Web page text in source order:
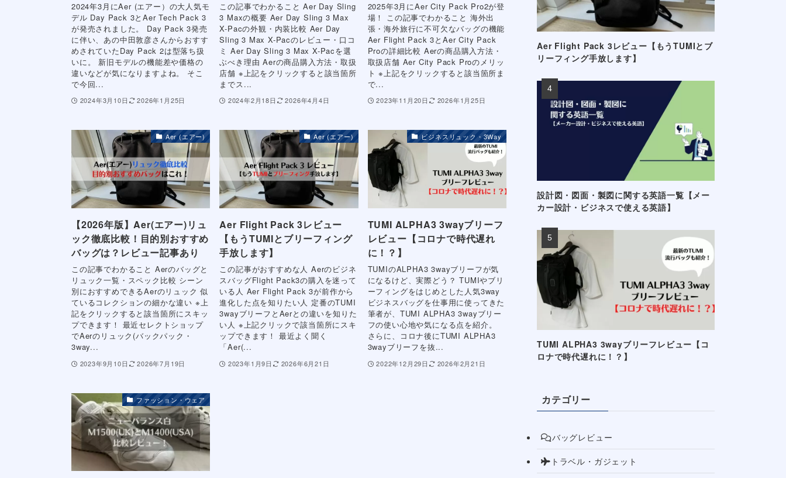
2024年3月にAer (エアー）の大人気モ
デル Day Pack 3とAer Tech Pack 3
が発売されました。 Day Pack 3発売
に伴い、あの中田敦彦さんからおすす
めされていたDay Pack 2は型落ち扱
いに。 新旧モデルの機能差や価格の
違いなどが気になりますよね。 そこ
で今回...
2024年3月10日 2026年1月25日
この記事でわかること Aer Day Sling
3 Maxの概要 Aer Day Sling 3 Max
X-Pacの外観・内装比較 Aer Day
Sling 3 Max X-Pacのレビュー・口コ
ミ Aer Day Sling 3 Max X-Pacを選
ぶべき理由 Aerの商品購入方法・取扱
店舗 ※上記をクリックすると該当箇所
までス...
2024年2月18日 2026年4月4日
2025年3月にAer City Pack Pro2が登
場！ この記事でわかること 海外出
張・海外旅行に不可欠なバッグの機能
Aer Flight Pack 3とAer City Pack
Proの詳細比較 Aerの商品購入方法・
取扱店舗 Aer City Pack Proのメリッ
ト ※上記をクリックすると該当箇所ま
で...
2023年11月20日 2026年1月25日
Aer (エアー)
【2026年版】Aer(エアー)リュ
ック徹底比較！目的別おすすめ
バッグは？レビュー記事あり
この記事でわかること Aerのバッグと
リュック一覧・スペック比較 シーン
別におすすめできるAerのリュック 似
ているコレクションの細かな違い ※上
記をクリックすると該当箇所にスキッ
プできます！ 最近セレクトショップ
でAerのリュック(バックパック・
3way...
2023年9月10日 2026年7月19日
Aer (エアー)
Aer Flight Pack 3レビュー
【もうTUMIとブリーフィング
手放します】
この記事がおすすめな人 Aerのビジネ
スバッグFlight Pack3の購入を迷って
いる人 Aer Flight Pack 3が前作から
進化した点を知りたい人 定番のTUMI
3wayブリーフとAerとの違いを知りた
い人 ※上記クリックで該当箇所にスキ
ップできます！ 最近よく聞く
「Aer(...
2023年1月9日 2026年6月21日
ビジネスリュック・3Way
TUMI ALPHA3 3wayブリーフ
レビュー【コロナで時代遅れ
に！？】
TUMIのALPHA3 3wayブリーフが気
になるけど、実際どう？ TUMIやブリ
ーフィングをはじめとした人気3way
ビジネスバッグを仕事用に使ってきた
筆者が、TUMI ALPHA3 3wayブリー
フの使い心地や気になる点を紹介。
さらに、コロナ後にTUMI ALPHA3
3wayブリーフを抜...
2022年12月29日 2026年2月21日
ファッション・ウェア
Aer Flight Pack 3レビュー【もうTUMIとブ
リーフィング手放します】
設計図・図面・製図に関する英語一覧【メー
カー設計・ビジネスで使える英語】
TUMI ALPHA3 3wayブリーフレビュー【コ
ロナで時代遅れに！？】
カテゴリー
バッグレビュー
トラベル・ガジェット